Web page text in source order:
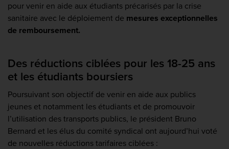
pour venir en aide aux étudiants précarisés par la crise
sanitaire avec le déploiement de mesures exceptionnelles
de remboursement.
Des réductions ciblées pour les 18-25 ans
et les étudiants boursiers
Poursuivant son objectif de venir en aide aux publics
jeunes et notamment les étudiants et de promouvoir
l’utilisation des transports publics, le président Bruno
Bernard et les élus du comité syndical ont aujourd’hui voté
de nouvelles réductions tarifaires ciblées :